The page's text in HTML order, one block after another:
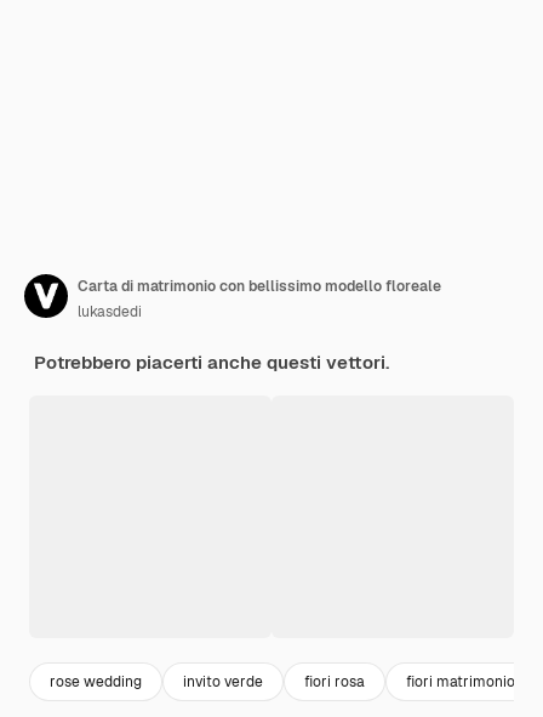
Carta di matrimonio con bellissimo modello floreale
lukasdedi
Potrebbero piacerti anche questi vettori.
rose wedding invito verde fiori rosa fiori matrimonio